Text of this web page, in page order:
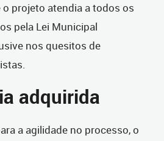
projeto atendia a todos os
pela Lei Municipal
nos quesitos de
adquirida
a agilidade no processo, o